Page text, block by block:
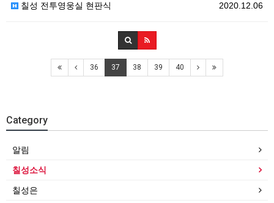
2020.12.06
칠성 전투영웅실 현판식
36 37 38 39 40
Category
알림
칠성소식
칠성은